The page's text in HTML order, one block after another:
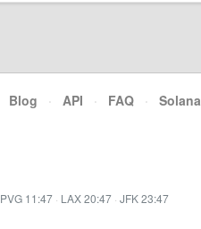
Blog · API · FAQ · Solana
PVG 11:47 · LAX 20:47 · JFK 23:47